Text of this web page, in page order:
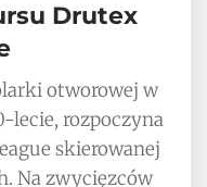
Drutex
otworowej w
lecie, rozpoczyna
skierowanej
Na zwycięzców